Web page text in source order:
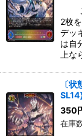
こ
2枚
デッ
は自
上な
〔
350
在庫